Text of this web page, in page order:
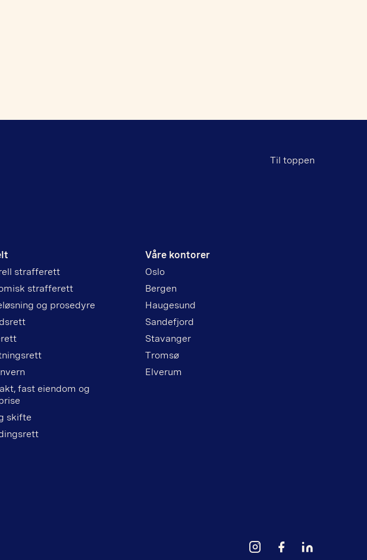
Til toppen
strafferett
strafferett
og prosedyre
fast eiendom og
skifte
Våre kontorer
Oslo
Bergen
Haugesund
Sandefjord
Stavanger
Tromsø
Elverum